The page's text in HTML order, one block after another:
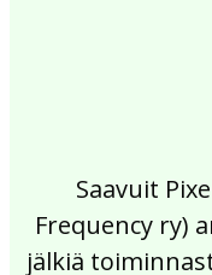
Saavuit
Frequency ry)
jälkiä